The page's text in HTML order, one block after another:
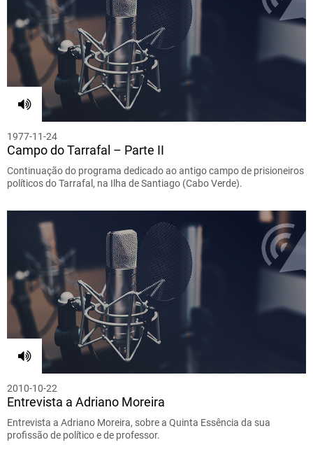
1977-11-24
Campo do Tarrafal – Parte II
Continuação do programa dedicado ao antigo campo de prisioneiros
políticos do Tarrafal, na Ilha de Santiago (Cabo Verde).
2010-10-22
Entrevista a Adriano Moreira
Entrevista a Adriano Moreira, sobre a Quinta Essência da sua
profissão de político e de professor.